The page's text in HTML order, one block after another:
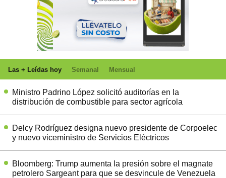
Las + Leídas hoy Semanal Mensual
Ministro Padrino López solicitó auditorías en la
distribución de combustible para sector agrícola
Delcy Rodríguez designa nuevo presidente de Corpoelec
y nuevo viceministro de Servicios Eléctricos
Bloomberg: Trump aumenta la presión sobre el magnate
petrolero Sargeant para que se desvincule de Venezuela